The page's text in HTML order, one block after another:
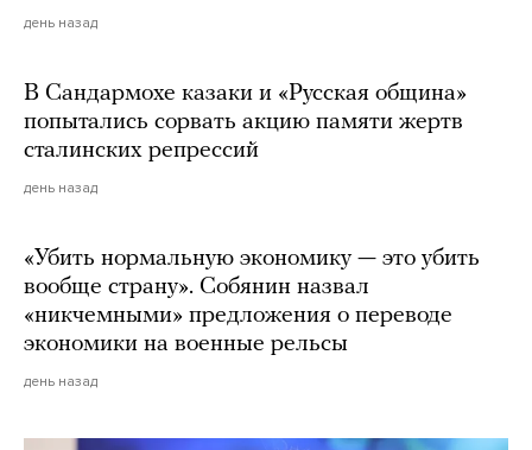
день назад
В Сандармохе казаки и «Русская община»
попытались сорвать акцию памяти жертв
сталинских репрессий
день назад
«Убить нормальную экономику — это убить
вообще страну». Собянин назвал
«никчемными» предложения о переводе
экономики на военные рельсы
день назад